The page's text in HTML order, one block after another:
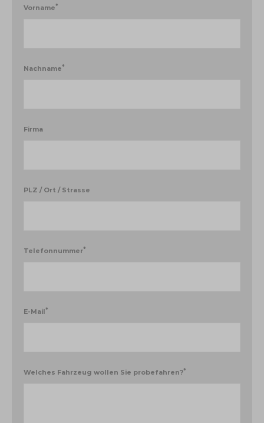
Vorname *
Nachname *
Firma
PLZ / Ort / Strasse
Telefonnummer*
E-Mail *
Welches Fahrzeug wollen Sie probefahren?*